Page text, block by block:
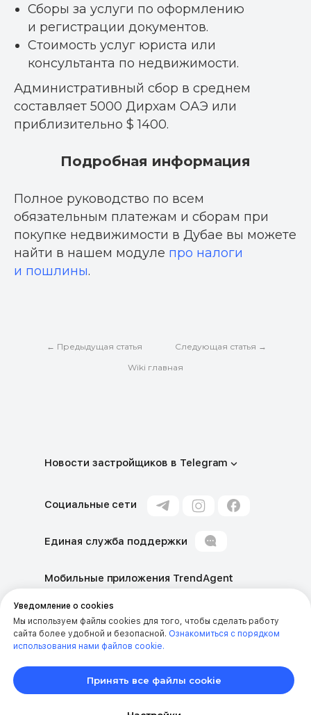
Сборы за услуги по оформлению
и регистрации документов.
Стоимость услуг юриста или
консультанта по недвижимости.
Административный сбор в среднем
составляет 5000 Дирхам ОАЭ или
приблизительно $ 1400.
Подробная информация
Полное руководство по всем
обязательным платежам и сборам при
покупке недвижимости в Дубае вы можете
найти в нашем модуле про налоги
и пошлины.
← Предыдущая статья
Wiki главная
Следующая статья →
Новости застройщиков в Telegram
Крым
Краснодар
Сочи
Krasnodar
Sochi
Crimea
© «TrendAgent»,
2016—2026
GooglePlay
AppStore
Мобильные приложения TrendAgent
Единая служба поддержки
Социальные сети
Уведомление о cookies
Мы используем файлы cookies для того, чтобы сделать работу
сайта более удобной и безопасной. Ознакомиться с порядком
использования нами файлов cookie.
Принять все файлы cookie